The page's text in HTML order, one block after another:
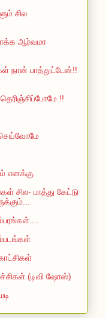
சில
ஆர்வமா
நான் பாத்துட்டேன்!!
!!
எனக்கு
சில- பாத்து கேட்டு
(டிவி ஷோஸ்)